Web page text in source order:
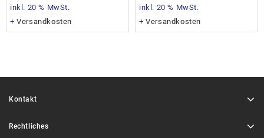
inkl. 20 % MwSt.
+Versandkosten
inkl. 20 % MwSt.
+Versandkosten
Kontakt
Rechtliches